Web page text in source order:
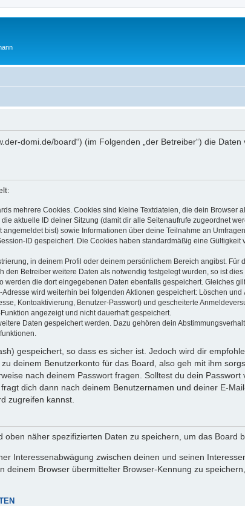
domi.de/board“) (im Folgenden „der Betreiber“) die
mehrere Cookies. Cookies sind kleine Textdateien, die dein Browser
aktuelle ID deiner Sitzung (damit dir alle Seitenaufrufe zugeordnet
bist) sowie Informationen über deine Teilnahme an
ID gespeichert. Die Cookies haben standardmäßig eine
in deinem Profil oder deinem persönlichem Bereich angibst. Für
Betreiber weitere Daten als notwendig festgelegt wurden, so ist
die dort eingegebenen Daten ebenfalls gespeichert. Gleiches
wird weiterhin bei folgenden Aktionen gespeichert: Löschen
Kontoaktivierung, Benutzer-Passwort) und gescheiterte
angezeigt und nicht dauerhaft gespeichert.
Daten gespeichert werden. Dazu gehören dein
gespeichert, so dass es sicher ist. Jedoch wird dir
deinem Benutzerkonto für das Board, also geh mit ihm
nach deinem Passwort fragen. Solltest du dein
dich dann nach deinem Benutzernamen und deiner E-
zugreifen kannst.
näher spezifizierten Daten zu speichern, um das Board
Interessenabwägung zwischen deinen und seinen
deinem Browser übermittelter Browser-Kennung zu